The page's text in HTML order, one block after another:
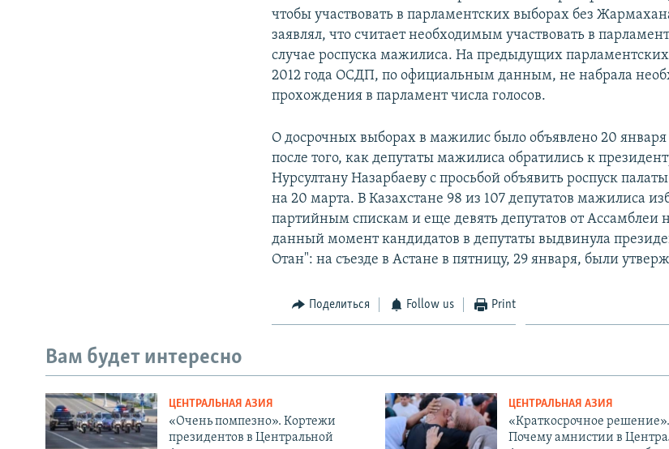
чтобы участвовать в парламентских выборах без
заявлял, что считает необходимым участвовать в
случае роспуска мажилиса. На предыдущих
2012 года ОСДП, по официальным данным, не набрала
прохождения в парламент числа голосов.
О досрочных выборах в мажилис было объявлено 20
после того, как депутаты мажилиса обратились к
Нурсултану Назарбаеву с просьбой объявить роспуск
на 20 марта. В Казахстане 98 из 107 депутатов мажилиса
партийным спискам и еще девять депутатов от Ассамблеи
данный момент кандидатов в депутаты выдвинула
Отан": на съезде в Астане в пятницу, 29 января, были
Поделиться Follow us Print
Вам будет интересно
ЦЕНТРАЛЬНАЯ АЗИЯ
«Очень помпезно». Кортежи
президентов в Центральной
ЦЕНТРАЛЬНАЯ АЗИЯ
«Краткосрочное решение».
Почему амнистии в